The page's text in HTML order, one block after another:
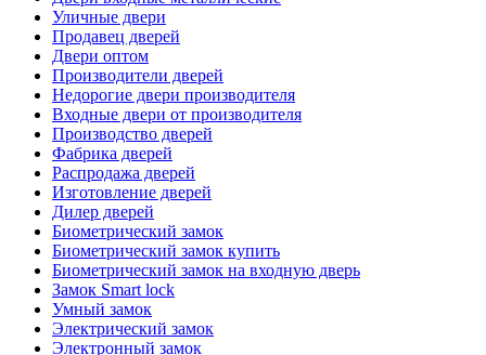
Уличные двери
Продавец дверей
Двери оптом
Производители дверей
Недорогие двери производителя
Входные двери от производителя
Производство дверей
Фабрика дверей
Распродажа дверей
Изготовление дверей
Дилер дверей
Биометрический замок
Биометрический замок купить
Биометрический замок на входную дверь
Замок Smart lock
Умный замок
Электрический замок
Электронный замок